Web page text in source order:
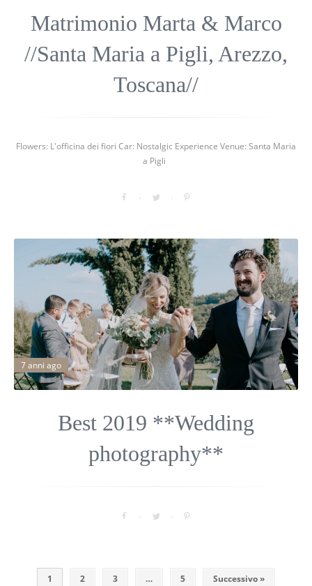
Matrimonio Marta & Marco
//Santa Maria a Pigli, Arezzo,
Toscana//
Flowers: L'officina dei fiori Car: Nostalgic Experience Venue: Santa Maria
a Pigli
7 anni ago
Best 2019 **Wedding
photography**
1 2 3 … 5 Successivo »